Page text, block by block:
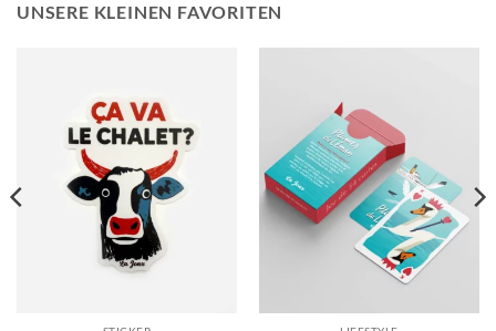
UNSERE KLEINEN FAVORITEN